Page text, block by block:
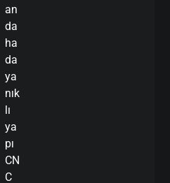
an
da
ha
da
ya
nık
lı
ya
pı
CN
C